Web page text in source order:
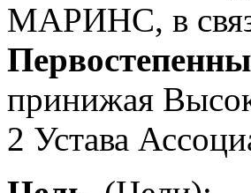
МАРИНС, в
принижая
2 Устава